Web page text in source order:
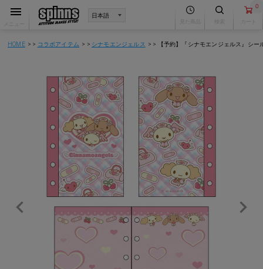
0
HOME コラボアイテム シナモエンジェルス 【予約】『シナモエンジェルス』シ